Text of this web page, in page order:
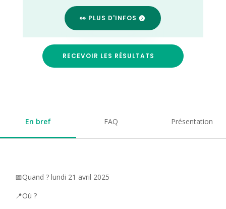
👀 PLUS D'INFOS
RECEVOIR LES RÉSULTATS
En bref FAQ Présentation
📅Quand ? lundi 21 avril 2025
📍Où ?